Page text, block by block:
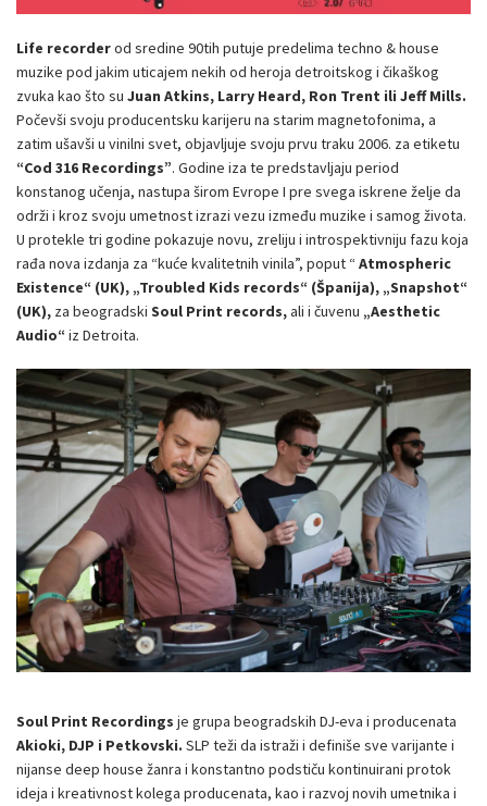
Life recorderod sredine 90tih putuje predelima techno & house
muzike pod jakim uticajem nekih od heroja detroitskog i čikaškog
zvuka kao što su Juan Atkins, Larry Heard, Ron Trent ili Jeff Mills.
Počevši svoju producentsku karijeru na starim magnetofonima, a
zatim ušavši u vinilni svet, objavljuje svoju prvu traku 2006. za etiketu
“Cod 316 Recordings”. Godine iza te predstavljaju period
konstanog učenja, nastupa širom Evrope I pre svega iskrene želje da
održi i kroz svoju umetnost izrazi vezu između muzike i samog života.
U protekle tri godine pokazuje novu, zreliju i introspektivniju fazu koja
rađa nova izdanja za “kuće kvalitetnih vinila”, poput “ Atmospheric
Existence“ (UK), „Troubled Kids records“ (Španija), „Snapshot“
(UK), za beogradski Soul Print records,ali i čuvenu „Aesthetic
Audio“ iz Detroita.
Soul Print Recordings je grupa beogradskih DJ-eva i producenata
Akioki, DJP i Petkovski. SLP teži da istraži i definiše sve varijante i
nijanse deep house žanra i konstantno podstiču kontinuirani protok
ideja i kreativnost kolega producenata, kao i razvoj novih umetnika i